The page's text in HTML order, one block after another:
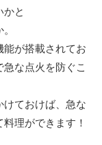
かと
能が搭載されてお
な点火を防ぐこ
けておけば、急な
理ができます！